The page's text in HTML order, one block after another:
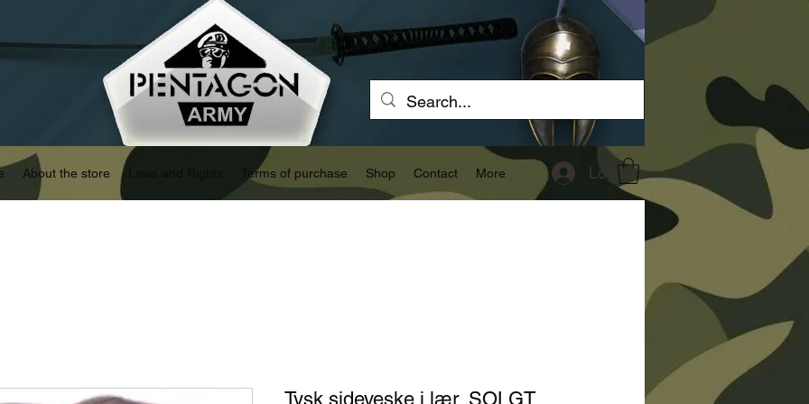
About the store Terms of purchase Shop Contact More Log In
Tysk sideveske i lær, SOLGT